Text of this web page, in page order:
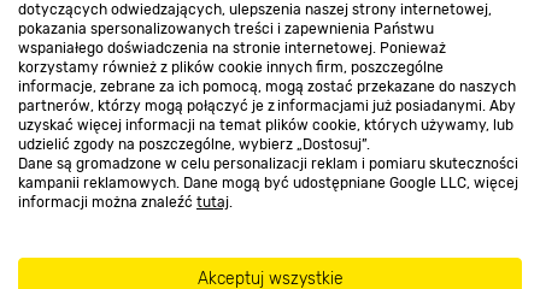
dotyczących odwiedzających, ulepszenia naszej strony internetowej,
pokazania spersonalizowanych treści i zapewnienia Państwu
wspaniałego doświadczenia na stronie internetowej. Ponieważ
korzystamy również z plików cookie innych firm, poszczególne
informacje, zebrane za ich pomocą, mogą zostać przekazane do naszych
partnerów, którzy mogą połączyć je z informacjami już posiadanymi. Aby
uzyskać więcej informacji na temat plików cookie, których używamy, lub
udzielić zgody na poszczególne, wybierz „Dostosuj”.
Dane są gromadzone w celu personalizacji reklam i pomiaru skuteczności
kampanii reklamowych. Dane mogą być udostępniane Google LLC, więcej
informacji można znaleźć tutaj.
Akceptuj wszystkie
Strefa biznesu
Dołącz do nas